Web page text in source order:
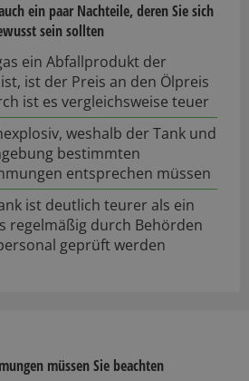
ein paar Nachteile, deren Sie sich
sein sollten
ein Abfallprodukt der
ist der Preis an den Ölpreis
ist es vergleichsweise teuer
weshalb der Tank und
bestimmten
entsprechen müssen
ist deutlich teurer als ein
regelmäßig durch Behörden
geprüft werden
müssen Sie beachten